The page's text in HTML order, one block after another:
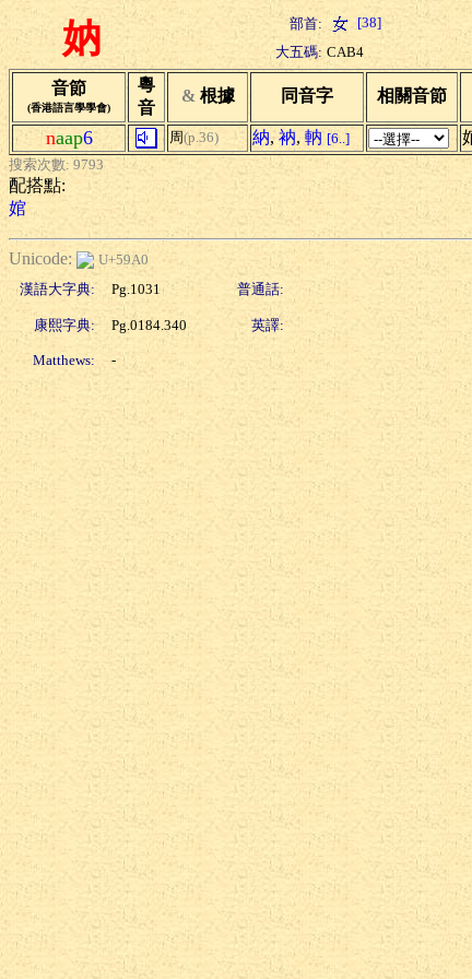
妠 部首: [38]
大五碼: CAB4
音節
(香港語言學學會)
粵
音
& 根據 同音字 相關音節
naap6 周(p.36) 納, 衲, 軜 [6..]
搜索次數: 9793
配搭點:
婠
Unicode:
U+59A0
漢語大字典:
Pg.1031 普通話:
康熙字典: Pg.0184.340 英譯:
Matthews: -